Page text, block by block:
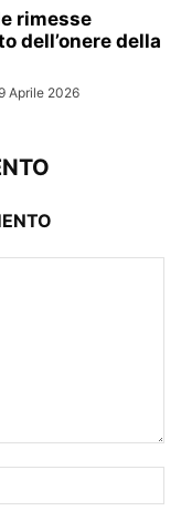
rimesse
dell’onere della
Aprile 2026